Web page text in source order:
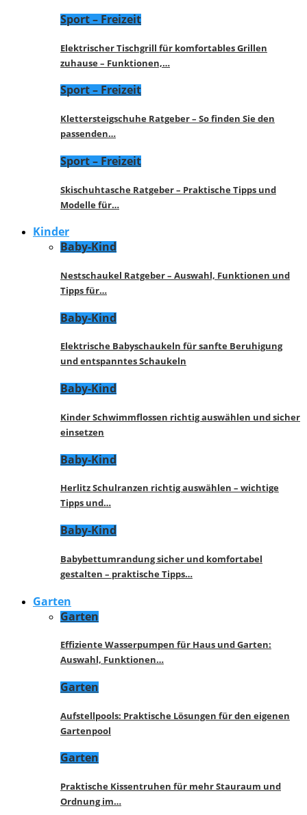
Sport – Freizeit
Elektrischer Tischgrill für komfortables Grillen
zuhause – Funktionen,…
Sport – Freizeit
Klettersteigschuhe Ratgeber – So finden Sie den
passenden…
Sport – Freizeit
Skischuhtasche Ratgeber – Praktische Tipps und
Modelle für…
Kinder
Baby-Kind
Nestschaukel Ratgeber – Auswahl, Funktionen und
Tipps für…
Baby-Kind
Elektrische Babyschaukeln für sanfte Beruhigung
und entspanntes Schaukeln
Baby-Kind
Kinder Schwimmflossen richtig auswählen und sicher
einsetzen
Baby-Kind
Herlitz Schulranzen richtig auswählen – wichtige
Tipps und…
Baby-Kind
Babybettumrandung sicher und komfortabel
gestalten – praktische Tipps…
Garten
Garten
Effiziente Wasserpumpen für Haus und Garten:
Auswahl, Funktionen…
Garten
Aufstellpools: Praktische Lösungen für den eigenen
Gartenpool
Garten
Praktische Kissentruhen für mehr Stauraum und
Ordnung im…